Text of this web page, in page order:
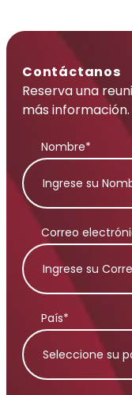
Contáctanos
Reserva una
más información.
Nombre*
Correo
País*